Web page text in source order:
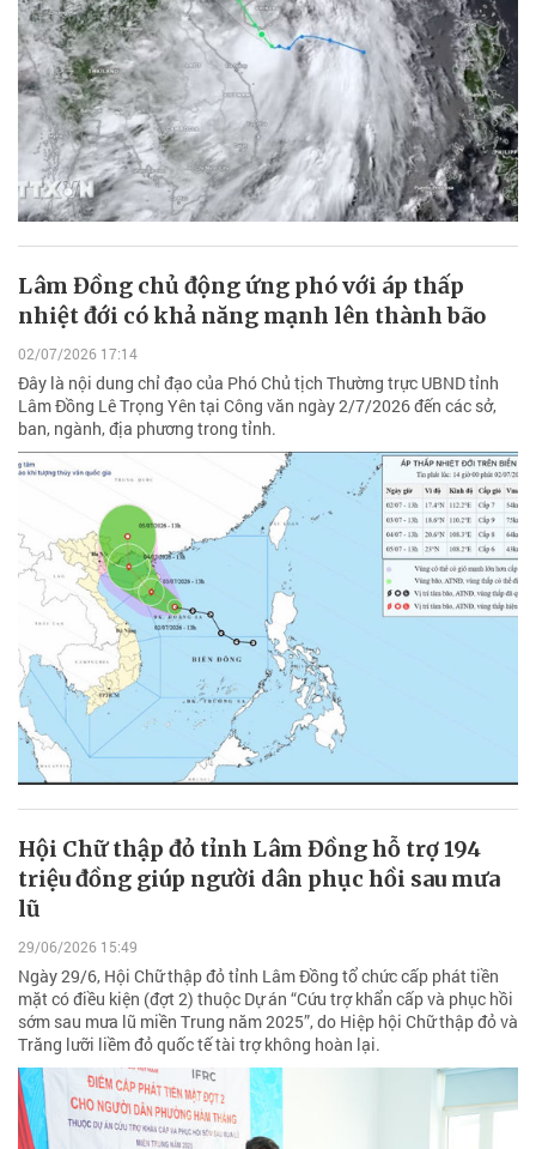
Lâm Đồng chủ động ứng phó với áp thấp
nhiệt đới có khả năng mạnh lên thành bão
02/07/2026 17:14
Đây là nội dung chỉ đạo của Phó Chủ tịch Thường trực UBND tỉnh
Lâm Đồng Lê Trọng Yên tại Công văn ngày 2/7/2026 đến các sở,
ban, ngành, địa phương trong tỉnh.
Hội Chữ thập đỏ tỉnh Lâm Đồng hỗ trợ 194
triệu đồng giúp người dân phục hồi sau mưa
lũ
29/06/2026 15:49
Ngày 29/6, Hội Chữ thập đỏ tỉnh Lâm Đồng tổ chức cấp phát tiền
mặt có điều kiện (đợt 2) thuộc Dự án “Cứu trợ khẩn cấp và phục hồi
sớm sau mưa lũ miền Trung năm 2025”, do Hiệp hội Chữ thập đỏ và
Trăng lưỡi liềm đỏ quốc tế tài trợ không hoàn lại.